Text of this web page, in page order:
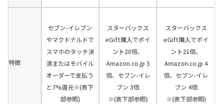
特徴
セブン-イレブン
やマクドナルドで
スマホのタッチ決
済またはモバイル
オーダーで支払う
と7%還元※(表下
部参照)
スターバックス
eGift購入でポイ
ント20倍、
Amazon.co.jp 3
倍、セブン-イレ
ブン 3倍
※(表下部参照)
スターバックス
eGift購入でポイ
ント21倍、
Amazon.co.jp 4
倍、セブン-イレ
ブン 4倍
※(表下部参照)